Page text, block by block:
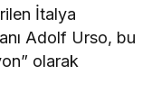
İtalya
Adolf Urso, bu
olarak